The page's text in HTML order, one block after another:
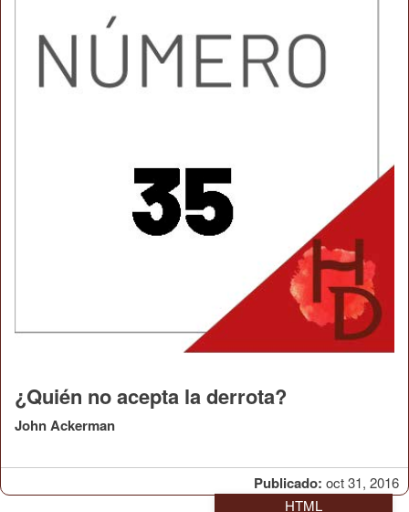
Publicado: oct 31, 2016
¿Quién no acepta la derrota?
John Ackerman
HTML